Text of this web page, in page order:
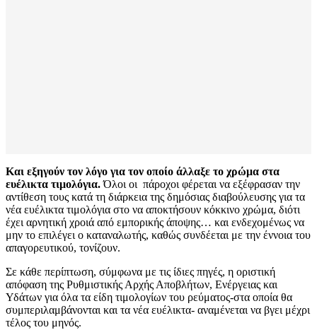
Και εξηγούν τον λόγο για τον οποίο άλλαξε το χρώμα στα
ευέλικτα τιμολόγια.Όλοι οι πάροχοι φέρεται να εξέφρασαν την
αντίθεση τους κατά τη διάρκεια της δημόσιας διαβούλευσης για τα
νέα ευέλικτα τιμολόγια στο να αποκτήσουν κόκκινο χρώμα, διότι
έχει αρνητική χροιά από εμπορικής άποψης… και ενδεχομένως να
μην το επιλέγει ο καταναλωτής, καθώς συνδέεται με την έννοια του
απαγορευτικού, τονίζουν.
Σε κάθε περίπτωση, σύμφωνα με τις ίδιες πηγές, η οριστική
απόφαση της Ρυθμιστικής Αρχής Αποβλήτων, Ενέργειας και
Υδάτων για όλα τα είδη τιμολογίων του ρεύματος-στα οποία θα
συμπεριλαμβάνονται και τα νέα ευέλικτα- αναμένεται να βγει μέχρι
τέλος του μηνός.